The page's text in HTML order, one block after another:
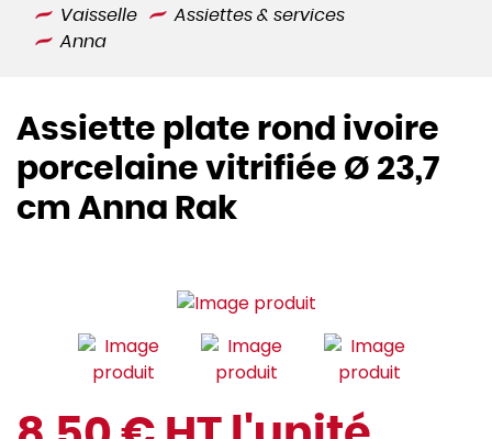
Vaisselle
Assiettes & services
Anna
Assiette plate rond ivoire
porcelaine vitrifiée Ø 23,7
cm Anna Rak